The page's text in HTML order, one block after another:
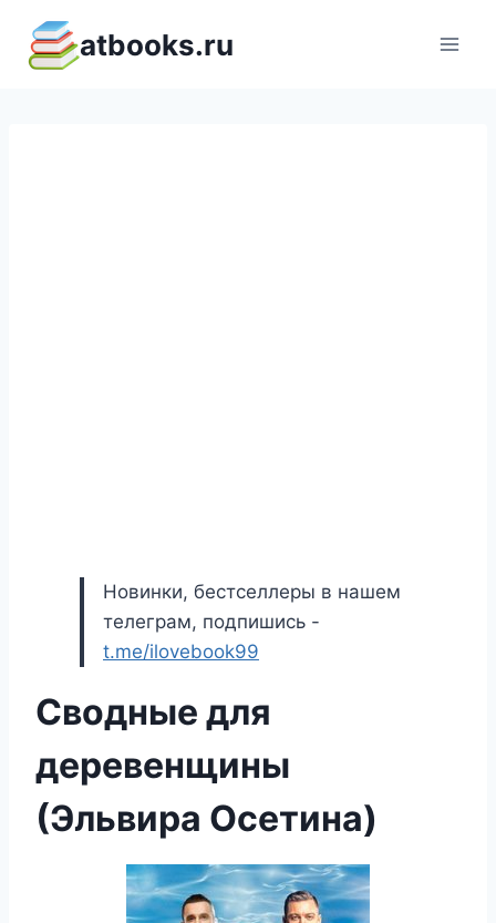
содержимому
atbooks.ru
Новинки, бестселлеры в нашем
телеграм, подпишись -
t.me/ilovebook99
Сводные для
деревенщины
(Эльвира Осетина)